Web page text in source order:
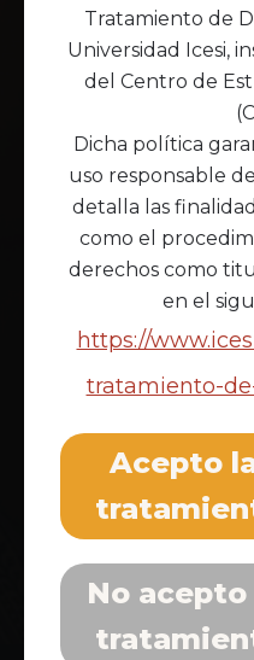
Si quieres realizar un
mente otra forma de
contárnosla Ponte en
Tu intención de
caminando en
canales de encuentro.
Quiero
Tratamiento de
Universidad Icesi,
del Centro de
Dicha política
uso responsable
detalla las
como el
derechos como
en el
https://
tratamiento-
Acepto
No